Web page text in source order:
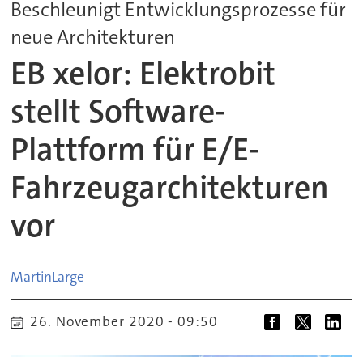
Beschleunigt Entwicklungsprozesse für
neue Architekturen
EB xelor: Elektrobit
stellt Software-
Plattform für E/E-
Fahrzeugarchitekturen
vor
MartinLarge
26. November 2020 - 09:50